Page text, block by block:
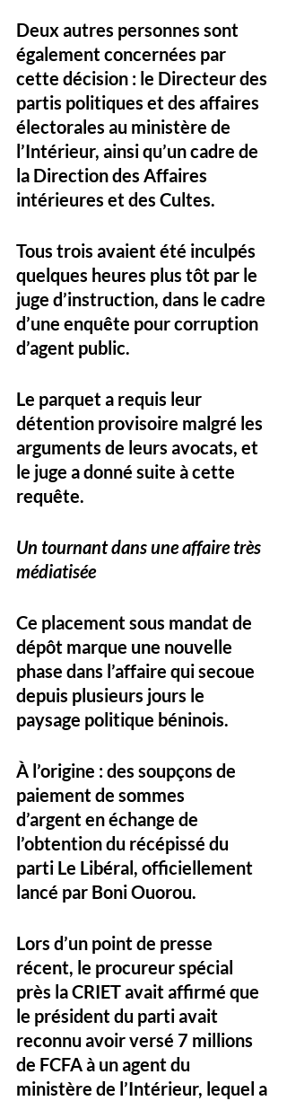
Deux autres personnes sont
également concernées par
cette décision : le Directeur des
partis politiques et des affaires
électorales au ministère de
l’Intérieur, ainsi qu’un cadre de
la Direction des Affaires
intérieures et des Cultes.
Tous trois avaient été inculpés
quelques heures plus tôt par le
juge d’instruction, dans le cadre
d’une enquête pour corruption
d’agent public.
Le parquet a requis leur
détention provisoire malgré les
arguments de leurs avocats, et
le juge a donné suite à cette
requête.
Un tournant dans une affaire très
médiatisée
Ce placement sous mandat de
dépôt marque une nouvelle
phase dans l’affaire qui secoue
depuis plusieurs jours le
paysage politique béninois.
À l’origine : des soupçons de
paiement de sommes
d’argent en échange de
l’obtention du récépissé du
parti Le Libéral, officiellement
lancé par Boni Ouorou.
Lors d’un point de presse
récent, le procureur spécial
près la CRIET avait affirmé que
le président du parti avait
reconnu avoir versé 7 millions
de FCFA à un agent du
ministère de l’Intérieur, lequel a